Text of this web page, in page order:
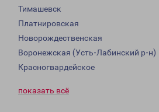
Тимашевск
Платнировская
Новорождественская
Воронежская (Усть-Лабинский р-н)
Красногвардейское
показать всё